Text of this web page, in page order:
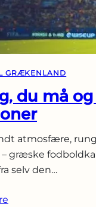
GRÆKENLAND
du må
atmosfære,
græske
selv den…